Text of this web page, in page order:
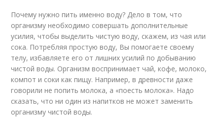
Почему нужно пить именно воду? Дело в том, что
организму необходимо совершать дополнительные
усилия, чтобы выделить чистую воду, скажем, из чая или
сока. Потребляя простую воду, Вы помогаете своему
телу, избавляете его от лишних усилий по добыванию
чистой воды. Организм воспринимает чай, кофе, молоко,
компот и соки как пищу. Например, в древности даже
говорили не попить молока, а «поесть молока». Надо
сказать, что ни один из напитков не может заменить
организму чистой воды.